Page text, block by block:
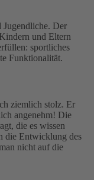
Der
und Eltern
sportliches
Funktionalität.
ziemlich stolz. Er
angenehm! Die
die es wissen
die Entwicklung des
nicht auf die